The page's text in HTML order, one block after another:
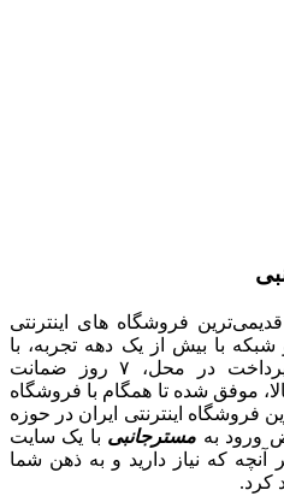
فروشگاه های اینترنتی
شبکه با بیش از یک دهه تجربه، با
پایبندی به سه اصل کلیدی، پرداخت در محل، ۷ روز ضمانت
موفق شده تا همگام با فروشگاه‌
فروشگاه اینترنتی ایران در حوزه
ورود به مسترجانبی با یک سایت
آنچه که نیاز دارید و به ذهن شما
کرد.